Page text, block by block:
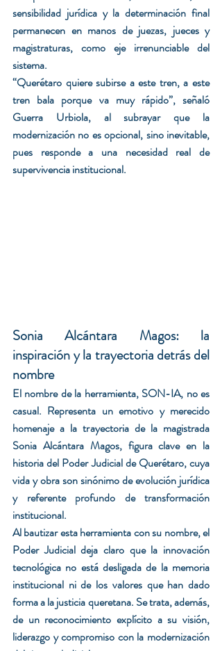
sensibilidad jurídica y la determinación final
permanecen en manos de juezas, jueces y
magistraturas, como eje irrenunciable del
sistema.
“Querétaro quiere subirse a este tren, a este
tren bala porque va muy rápido”, señaló
Guerra Urbiola, al subrayar que la
modernización no es opcional, sino inevitable,
pues responde a una necesidad real de
supervivencia institucional.
Sonia Alcántara Magos: la
inspiración y la trayectoria detrás del
nombre
El nombre de la herramienta, SON-IA, no es
casual. Representa un emotivo y merecido
homenaje a la trayectoria de la magistrada
Sonia Alcántara Magos, figura clave en la
historia del Poder Judicial de Querétaro, cuya
vida y obra son sinónimo de evolución jurídica
y referente profundo de transformación
institucional.
Al bautizar esta herramienta con su nombre, el
Poder Judicial deja claro que la innovación
tecnológica no está desligada de la memoria
institucional ni de los valores que han dado
forma a la justicia queretana. Se trata, además,
de un reconocimiento explícito a su visión,
liderazgo y compromiso con la modernización